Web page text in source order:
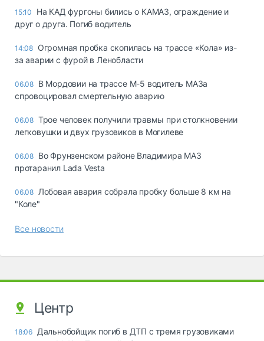
15:10
На КАД фургоны бились о КАМАЗ, ограждение и
друг о друга. Погиб водитель
14:08 Огромная пробка скопилась на трассе «Кола» из-
за аварии с фурой в Ленобласти
06.08 В Мордовии на трассе М-5 водитель МАЗа
спровоцировал смертельную аварию
06.08 Трое человек получили травмы при столкновении
легковушки и двух грузовиков в Могилеве
06.08 Во Фрунзенском районе Владимира МАЗ
протаранил Lada Vesta
06.08 Лобовая авария собрала пробку больше 8 км на
"Коле"
Все новости
Центр
18:06 Дальнобойщик погиб в ДТП с тремя грузовиками